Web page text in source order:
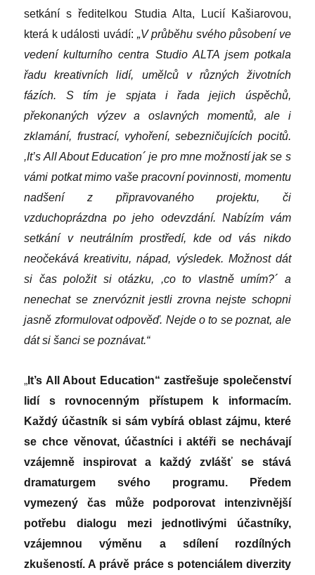
setkání s ředitelkou Studia Alta, Lucií Kašiarovou,
která k události uvádí: „V průběhu svého působení ve
vedení kulturního centra Studio ALTA jsem potkala
řadu kreativních lidí, umělců v různých životních
fázích. S tím je spjata i řada jejich úspěchů,
překonaných výzev a oslavných momentů, ale i
zklamání, frustrací, vyhoření, sebezničujících pocitů.
,It’s All About Education´ je pro mnemožností jak se s
vámi potkat mimo vaše pracovní povinnosti, momentu
nadšení z připravovaného projektu, či
vzduchoprázdna po jeho odevzdání. Nabízím vám
setkání v neutrálním prostředí, kde od vás nikdo
neočekává kreativitu, nápad, výsledek. Možnost dát
si čas položit si otázku, ,co to vlastně umím?´ a
nenechat se znervóznit jestli zrovna nejste schopni
jasně zformulovat odpověď. Nejde o to se poznat, ale
dát si šanci se poznávat.“
„ It’s All About Education“ zastřešuje společenství
lidí s rovnocenným přístupem k informacím.
Každý účastník si sám vybírá oblast zájmu, které
se chce věnovat, účastníci i aktéři se nechávají
vzájemně inspirovat a každý zvlášť se stává
dramaturgem svého programu. Předem
vymezený čas může podporovat intenzivnější
potřebu dialogu mezi jednotlivými účastníky,
vzájemnou výměnu a sdílení rozdílných
zkušeností. A právě práce s potenciálem diverzity